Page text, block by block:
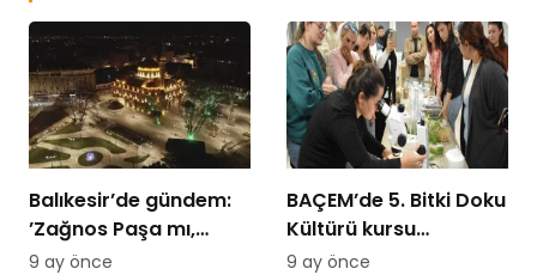
Balıkesir’de gündem:
’Zağnos Paşa mı,
İsmet Paşa mı
9 ay önce
BAÇEM’de 5. Bitki Doku
Kültürü kursu
tamamlandı
9 ay önce